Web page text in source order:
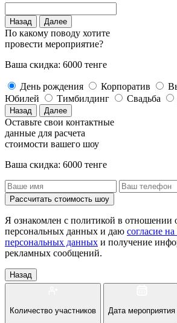
Назад Далее
По какому поводу хотите
провести мероприятие?
Ваша скидка: 6000 тенге
День рождения Корпоратив
Юбилей
Тимбилдинг Свадьба
Назад Далее
Оставьте свои контактные
данные для расчета
стоимости вашего шоу
Ваша скидка: 6000 тенге
Рассчитать стоимость шоу
Я ознакомлен с политикой в отношении
персональных данных и даю согласие
персональных данных и получение
рекламных сообщений.
Назад
Количество участников Дата мероприятия